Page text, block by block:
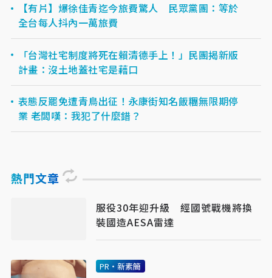
【有片】爆徐佳青迄今旅費驚人 民眾黨團：等於
全台每人抖內一萬旅費
「台灣社宅制度將死在賴清德手上！」民團揭新版
計畫：沒土地蓋社宅是藉口
表態反罷免遭青鳥出征！永康街知名飯糰無限期停
業 老闆嘆：我犯了什麼錯？
熱門文章
服役30年迎升級 經國號戰機將換
裝國造AESA雷達
PR・新素簡